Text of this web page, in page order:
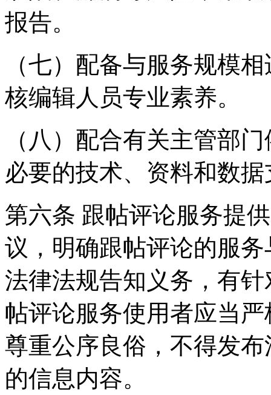
报告。
（七）配备与服务规模
核编辑人员专业素养。
（八）配合有关主管部
必要的技术、资料和数
第六条 跟帖评论服务提
议，明确跟帖评论的服
法律法规告知义务，有
帖评论服务使用者应当
尊重公序良俗，不得发
的信息内容。